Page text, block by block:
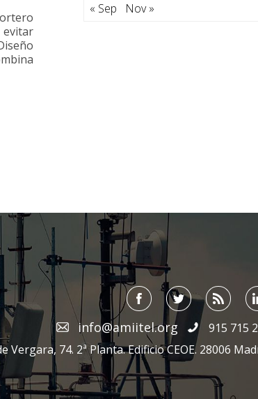
« Sep Nov »
info@amiitel.org
915 715
Vergara, 74. 2ª Planta. Edificio CEOE. 28006